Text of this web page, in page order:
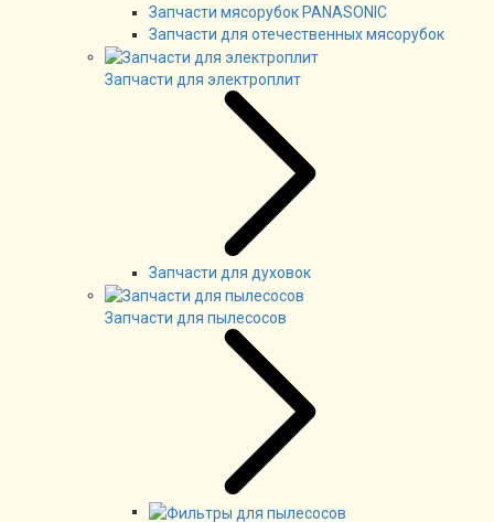
Запчасти мясорубок PANASONIC
Запчасти для отечественных мясорубок
Запчасти для электроплит
Запчасти для духовок
Запчасти для пылесосов